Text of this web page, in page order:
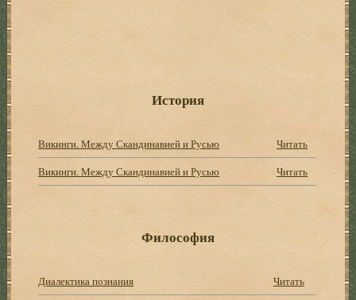
История
Викинги. Между Скандинавией и Русью
Читать
Викинги. Между Скандинавией и Русью
Читать
Философия
Диалектика познания Читать